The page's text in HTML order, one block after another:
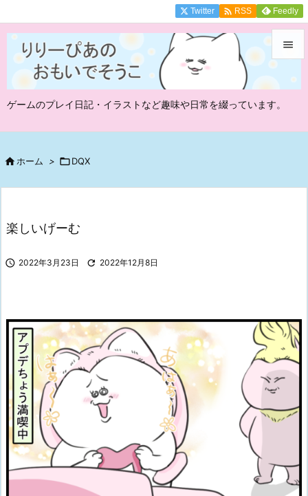
ゲームのプレイ日記・イラストなど趣味や日常を綴っています。

メニュ
Twitter  RSS Feedly
ホーム > DQX
楽しいげーむ
 2022年3月23日  2022年12月8日